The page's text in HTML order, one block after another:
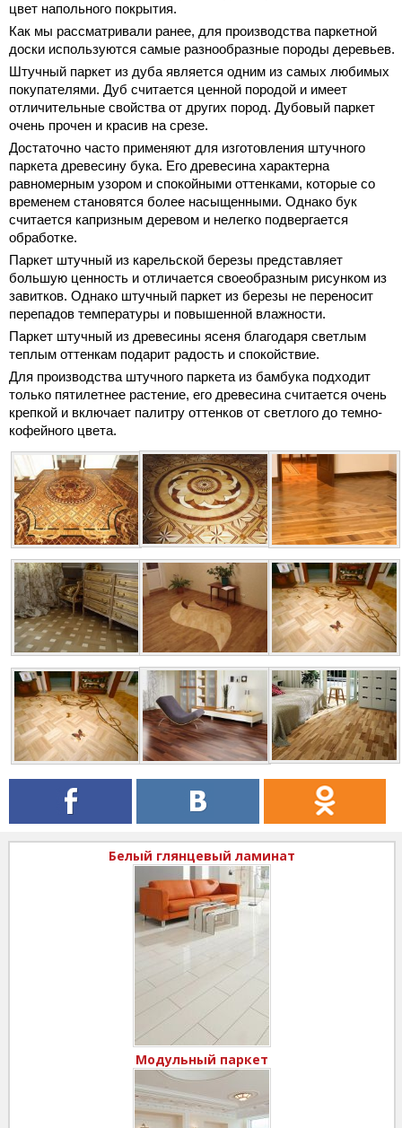
цвет напольного покрытия.
Как мы рассматривали ранее, для производства паркетной
доски используются самые разнообразные породы деревьев.
Штучный паркет из дуба является одним из самых любимых
покупателями. Дуб считается ценной породой и имеет
отличительные свойства от других пород. Дубовый паркет
очень прочен и красив на срезе.
Достаточно часто применяют для изготовления штучного
паркета древесину бука. Его древесина характерна
равномерным узором и спокойными оттенками, которые со
временем становятся более насыщенными. Однако бук
считается капризным деревом и нелегко подвергается
обработке.
Паркет штучный из карельской березы представляет
большую ценность и отличается своеобразным рисунком из
завитков. Однако штучный паркет из березы не переносит
перепадов температуры и повышенной влажности.
Паркет штучный из древесины ясеня благодаря светлым
теплым оттенкам подарит радость и спокойствие.
Для производства штучного паркета из бамбука подходит
только пятилетнее растение, его древесина считается очень
крепкой и включает палитру оттенков от светлого до темно-
кофейного цвета.
Белый глянцевый ламинат
Модульный паркет